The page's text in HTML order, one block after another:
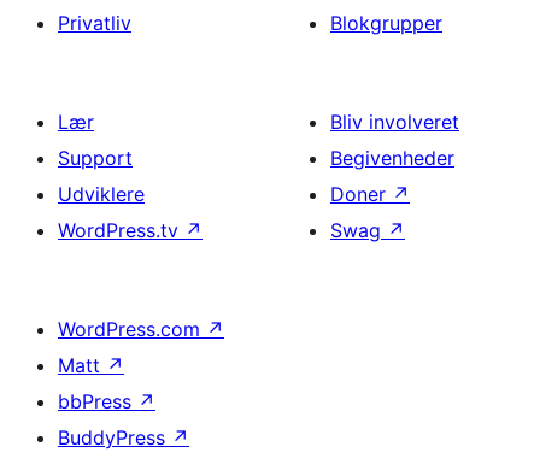
Privatliv
Blokgrupper
Lær
Support
Udviklere
WordPress.tv ↗
Bliv involveret
Begivenheder
Doner ↗
Swag ↗
WordPress.com ↗
Matt ↗
bbPress ↗
BuddyPress ↗